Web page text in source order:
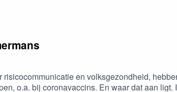
en volksgezondheid,
o.a. bij coronavaccins. En waar dat aan